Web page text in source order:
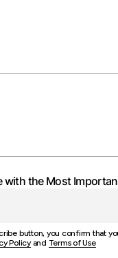
with the Most
button, you confirm that
Policyand Terms of Use